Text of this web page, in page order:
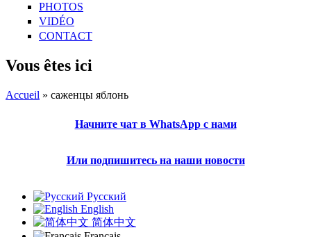
PHOTOS
VIDÉO
CONTACT
Vous êtes ici
Accueil » саженцы яблонь
Начните чат в WhatsApp с нами
Или подпишитесь на наши новости
Русский
English
简体中文